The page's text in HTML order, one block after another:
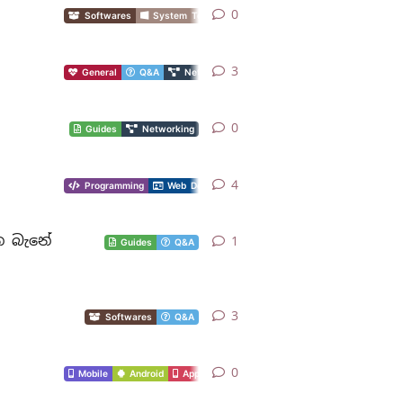
Softwares System Tools 0
General Q&A Networking
3
Guides Networking 0
Programming Web Designing4
බැනේ
Guides Q&A 1
Softwares Q&A 3
Mobile Android Apps 0